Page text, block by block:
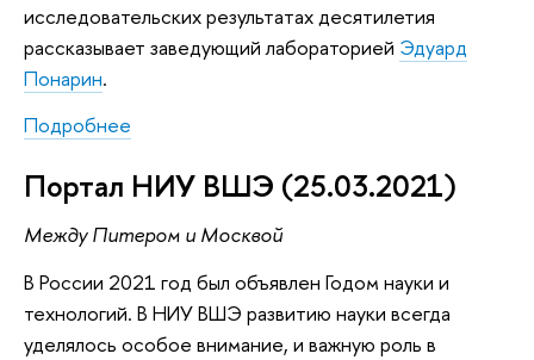
исследовательских результатах десятилетия
рассказывает заведующий лабораторией Эдуард
Понарин.
Подробнее
Портал НИУ ВШЭ (25.03.2021)
Между Питером и Москвой
В России 2021 год был объявлен Годом науки и
технологий. В НИУ ВШЭ развитию науки всегда
уделялось особое внимание, и важную роль в